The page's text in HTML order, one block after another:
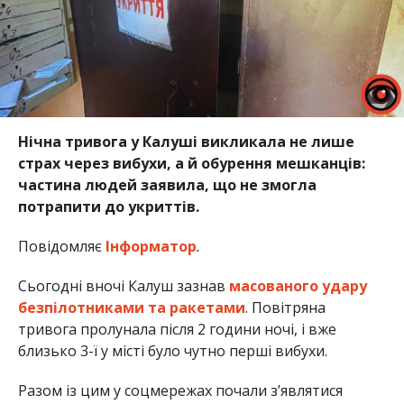
Нічна тривога у Калуші викликала не лише
страх через вибухи, а й обурення мешканців:
частина людей заявила, що не змогла
потрапити до укриттів.
Повідомляє Інформатор.
Сьогодні вночі Калуш зазнав масованого удару
безпілотниками та ракетами. Повітряна
тривога пролунала після 2 години ночі, і вже
близько 3-ї у місті було чутно перші вибухи.
Разом із цим у соцмережах почали з’являтися